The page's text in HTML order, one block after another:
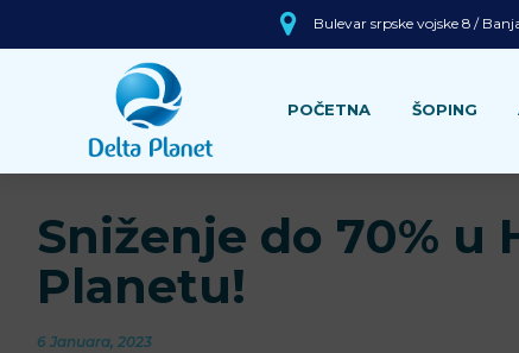
Bulevar srpske vojske 8 /
POČETNA ŠOPING
Sniženje do 70% u
Planetu!
6 Januara, 2023